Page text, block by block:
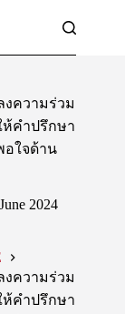
งความร่วม
ห้คำปรึกษา
อใจด้าน
2024
งความร่วม
ห้คำปรึกษา